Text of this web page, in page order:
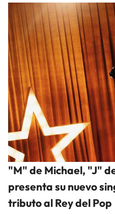
"M" de Michael, "J"
presenta su nuevo
tributo al Rey del Pop